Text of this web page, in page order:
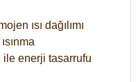
ısı dağılımı
enerji tasarrufu